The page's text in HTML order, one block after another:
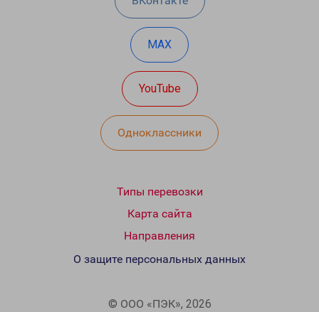
MAX
YouTube
Одноклассники
Типы перевозки
Карта сайта
Направления
© ООО «ПЭК», 2026
О защите персональных данных